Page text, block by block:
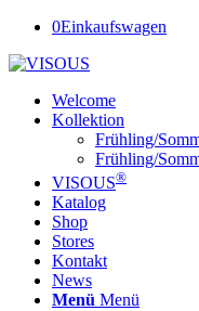
0Einkaufswagen
Welcome
Kollektion
Frühling/
Frühling/
VISOUS®
Katalog
Shop
Stores
Kontakt
News
Menü Menü